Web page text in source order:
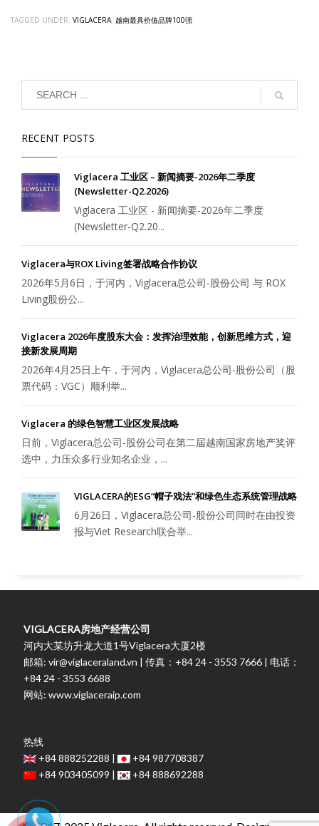
TAGGED UNDER: VIGLACERA, 越南最具价值品牌100强
RECENT POSTS
Viglacera 工业区 – 新闻摘要-2026年二季度
(Newsletter-Q2.2026)
Viglacera 工业区 - 新闻摘要-2026年二季度
(Newsletter-Q2.20...
Viglacera与ROX Living签署战略合作协议
2026年5月6日，于河内，Viglacera总公司-股份公司 与 ROX
Living股份公...
Viglacera 2026年度股东大会：发挥治理效能，创新思维方式，迎
接新发展周期
2026年4月25日上午，于河内，Viglacera总公司-股份公司（股
票代码：VGC）顺利举...
Viglacera 的绿色智慧工业区发展战略
日前，Viglacera总公司-股份公司在第二届越南国家房地产奖评
选中，力压众多行业知名企业，...
VIGLACERA的ESG“帽子戏法”和绿色生态系统管理战略
6月26日，Viglacera总公司-股份公司同时在由投资
报与Viet Research联合举...
VIGLACERA房地产经营公司
河内大某坊升龙大道1号Viglacera大厦2楼
邮箱: vir@viglaceraland.vn | 传真：+84 24 - 3553 7666 | 电话：
+84 24 - 3553 6688
网站: www.viglaceraip.com
热线
+84 888252288 |
+84 987708387
+84 903405099 |
+84 888692288